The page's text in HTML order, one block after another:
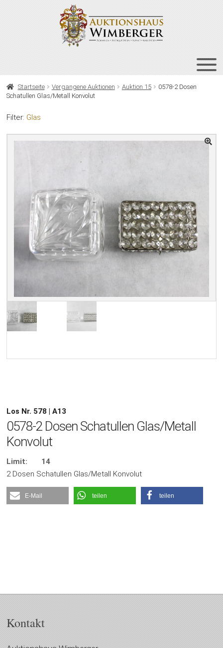
HOME
VERGANGENE AUKTIONEN
NEWSLETTER
Startseite Vergangene Auktionen Auktion 15
0578-2 Dosen
Schatullen Glas/Metall Konvolut
Filter: Glas
Los Nr. 578 | A13
0578-2 Dosen Schatullen Glas/Metall
Konvolut
Limit:
14
2 Dosen Schatullen Glas/Metall Konvolut
E-Mail teilen teilen
Kontakt